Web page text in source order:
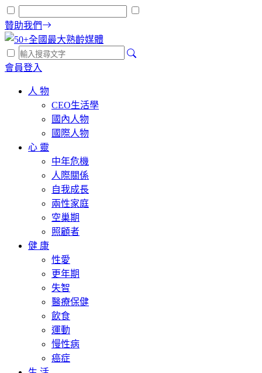
贊助我們
會員登入
人 物
CEO生活學
國內人物
國際人物
心 靈
中年危機
人際關係
自我成長
兩性家庭
空巢期
照顧者
健 康
性愛
更年期
失智
醫療保健
飲食
運動
慢性病
癌症